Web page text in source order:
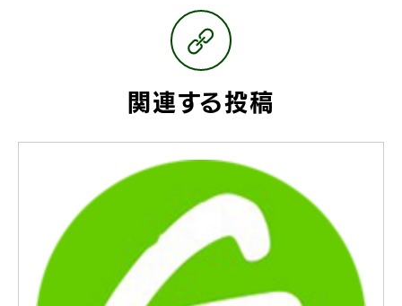
関連する投稿